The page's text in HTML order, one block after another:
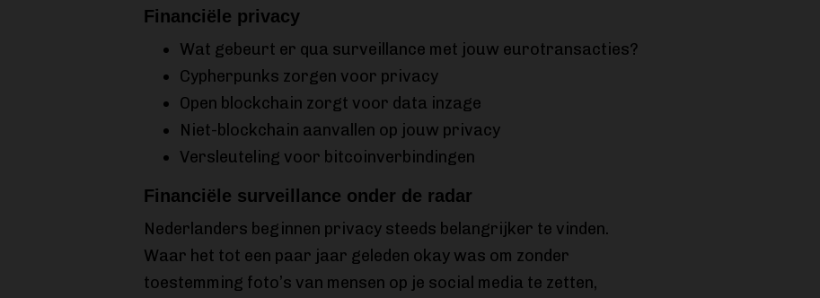
Financiële privacy
Wat gebeurt er qua surveillance met jouw eurotransacties?
Cypherpunks zorgen voor privacy
Open blockchain zorgt voor data inzage
Niet-blockchain aanvallen op jouw privacy
Versleuteling voor bitcoinverbindingen
Financiële surveillance onder de radar
Nederlanders beginnen privacy steeds belangrijker te vinden.
Waar het tot een paar jaar geleden okay was om zonder
toestemming foto’s van mensen op je social media te zetten,